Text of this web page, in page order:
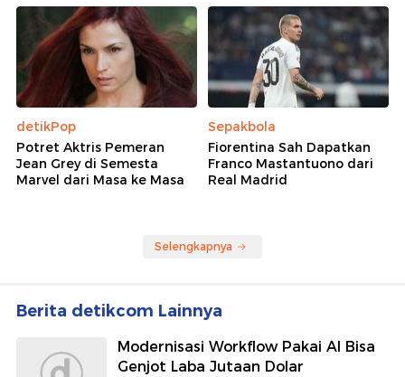
detikPop
Potret Aktris Pemeran
Jean Grey di Semesta
Marvel dari Masa ke Masa
Sepakbola
Fiorentina Sah Dapatkan
Franco Mastantuono dari
Real Madrid
Selengkapnya
Berita detikcom Lainnya
Modernisasi Workflow Pakai AI Bisa
Genjot Laba Jutaan Dolar